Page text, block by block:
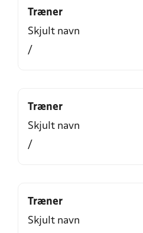
Træner
Skjult navn
/
Træner
Skjult navn
/
Træner
Skjult navn